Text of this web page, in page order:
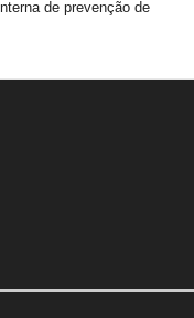
de prevenção de